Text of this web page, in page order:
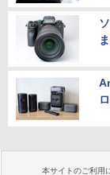
本サイトのご利用